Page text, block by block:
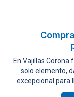
En Vajillas
solo elemento,
excepcional para